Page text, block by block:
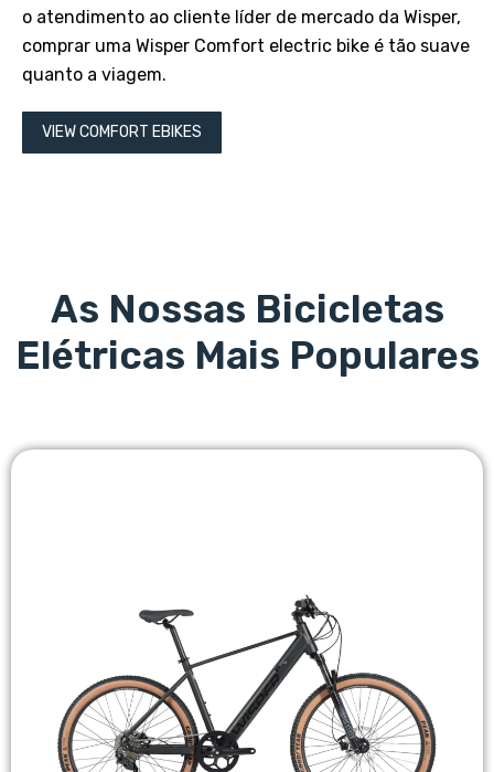
o atendimento ao cliente líder de mercado da Wisper,
comprar uma Wisper Comfort electric bike é tão suave
quanto a viagem.
VIEW COMFORT EBIKES
As Nossas Bicicletas
Elétricas Mais Populares